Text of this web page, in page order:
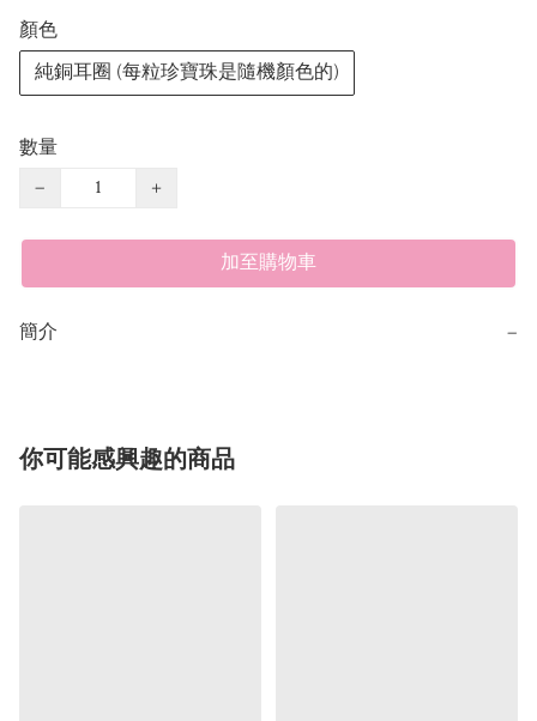
顏色
純銅耳圈 (每粒珍寶珠是隨機顏色的)
數量
−
+
加至購物車
簡介 −
你可能感興趣的商品